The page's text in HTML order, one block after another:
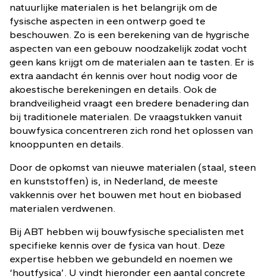
natuurlijke materialen is het belangrijk om de
fysische aspecten in een ontwerp goed te
beschouwen. Zo is een berekening van de hygrische
aspecten van een gebouw noodzakelijk zodat vocht
geen kans krijgt om de materialen aan te tasten. Er is
extra aandacht én kennis over hout nodig voor de
akoestische berekeningen en details. Ook de
brandveiligheid vraagt een bredere benadering dan
bij traditionele materialen. De vraagstukken vanuit
bouwfysica concentreren zich rond het oplossen van
knooppunten en details.
Door de opkomst van nieuwe materialen (staal, steen
en kunststoffen) is, in Nederland, de meeste
vakkennis over het bouwen met hout en biobased
materialen verdwenen.
Bij ABT hebben wij bouwfysische specialisten met
specifieke kennis over de fysica van hout. Deze
expertise hebben we gebundeld en noemen we
‘houtfysica’. U vindt hieronder een aantal concrete